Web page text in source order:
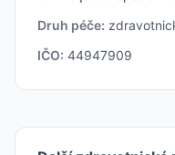
Druh péče:
IČO: 44947909